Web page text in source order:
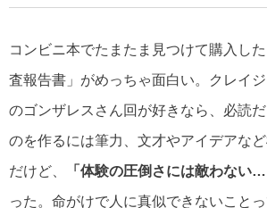
コンビニ本でたまたま見つけて購入し
査報告書」がめっちゃ面白い。クレイ
のゴンザレスさん回が好きなら、必読
のを作るには筆力、文才やアイデアな
だけど、
「体験の圧倒さには敵わない…
った。命がけで人に真似できないこと